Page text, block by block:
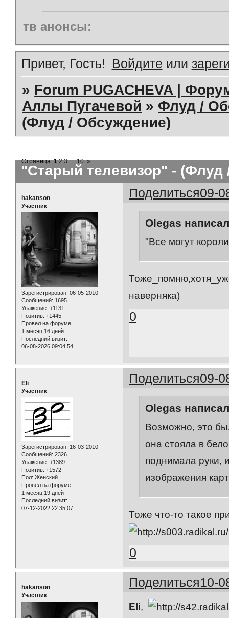
тв анонсы:
Привет, Гость! Войдите или
» Forum PUGACHEVA |
Аллы Пугачевой » Флуд /
(Флуд / Обсуждение)
"Старый телевизор" - (Флуд
Страница:1 2 3 … 10 »
Поделиться09-
hakanson
Участник
Зарегистрирован: 06-05-2010
Сообщений: 1695
Уважение: +1131
Позитив: +1445
Провел на форуме:
1 месяц 16 дней
Последний визит:
06-08-2026 09:04:54
Olegas
"Все могут
наверняка)
0
Поделиться09-
Eli
Участник
Зарегистрирован: 16-03-2010
Сообщений: 2326
Уважение: +1389
Позитив: +1572
Пол: Женский
Провел на форуме:
1 месяц 19 дней
Последний визит:
07-12-2022 22:35:07
Olegas
Возможно, это
она стояла в
поднимала руки,
изображения
Тоже что-то такое
0
Поделиться10-
hakanson
Участник
Eli,